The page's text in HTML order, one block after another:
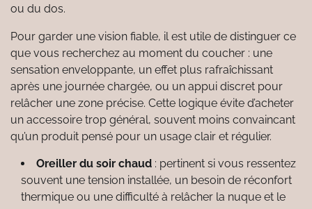
ou du dos.
Pour garder une vision fiable, il est utile de distinguer ce
que vous recherchez au moment du coucher : une
sensation enveloppante, un effet plus rafraîchissant
après une journée chargée, ou un appui discret pour
relâcher une zone précise. Cette logique évite d’acheter
un accessoire trop général, souvent moins convaincant
qu’un produit pensé pour un usage clair et régulier.
Oreiller du soir chaud : pertinent si vous ressentez
souvent une tension installée, un besoin de réconfort
thermique ou une difficulté à relâcher la nuque et le